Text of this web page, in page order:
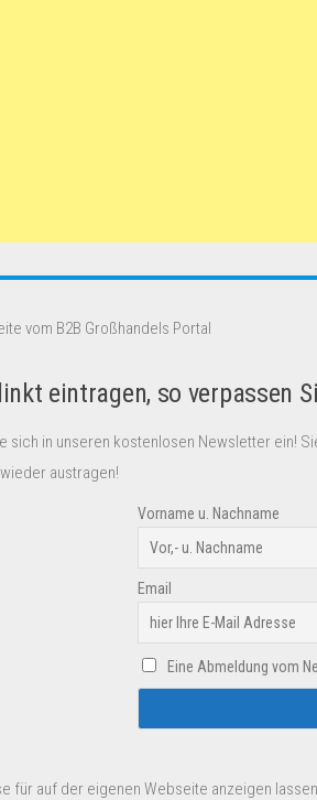
vom B2B Großhandels Portal
eintragen, so verpassen
sich in unseren kostenlosen Newsletter ein!
austragen!
Vorname u. Nachname
Email
Eine Abmeldung vom
für auf der eigenen Webseite anzeigen